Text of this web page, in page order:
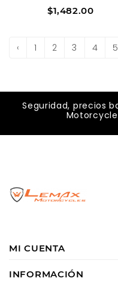
$1,482.00
‹ 1 2 3 4 5
Seguridad, precios
MI CUENTA
INFORMACIÓN